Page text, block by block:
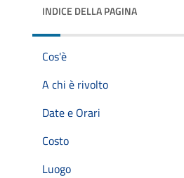
INDICE DELLA PAGINA
Cos'è
A chi è rivolto
Date e Orari
Costo
Luogo